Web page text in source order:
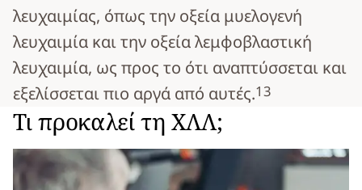
λευχαιμίας, όπως την οξεία μυελογενή
λευχαιμία και την οξεία λεμφοβλαστική
λευχαιμία, ως προς το ότι αναπτύσσεται και
εξελίσσεται πιο αργά από αυτές.13
Τι προκαλεί τη ΧΛΛ;